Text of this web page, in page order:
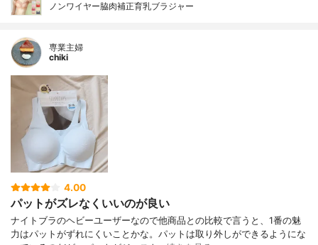
ノンワイヤー脇肉補正育乳ブラジャー
専業主婦
chiki
4.00
パットがズレなくいいのが良い
ナイトブラのヘビーユーザーなので他商品との比較で言うと、1番の魅
力はパットがずれにくいことかな。パットは取り外しができるようにな